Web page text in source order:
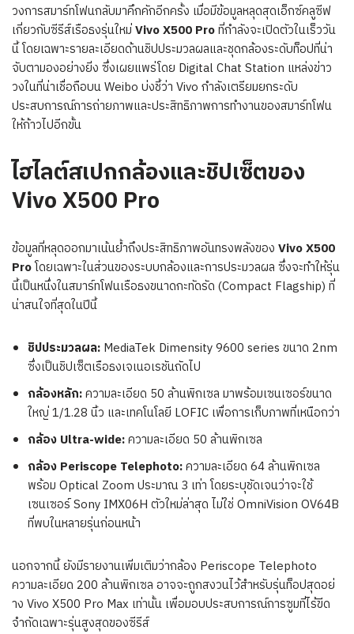
วงการสมาร์ทโฟนกลับมาคึกคักอีกครั้ง เมื่อมีข้อมูลหลุดสุดเอ็กซ์คลูซีฟ
เกี่ยวกับซีรีส์เรือธงรุ่นใหม่Vivo X500 Proที่กำลังจะเปิดตัวในเร็ววัน
นี้ โดยเฉพาะรายละเอียดด้านชิปประมวลผลและชุดกล้องระดับท็อปที่น่า
จับตามองอย่างยิ่ง ซึ่งเผยแพร่โดย Digital Chat Station แหล่งข่าว
วงในที่น่าเชื่อถือบน Weibo บ่งชี้ว่า Vivo กำลังเตรียมยกระดับ
ประสบการณ์การถ่ายภาพและประสิทธิภาพการทำงานของสมาร์ทโฟน
ให้ก้าวไปอีกขั้น
ไฮไลต์สเปกกล้องและชิปเซ็ตของ
Vivo X500 Pro
ข้อมูลที่หลุดออกมาเน้นย้ำถึงประสิทธิภาพอันทรงพลังของ Vivo X500
Proโดยเฉพาะในส่วนของระบบกล้องและการประมวลผล ซึ่งจะทำให้รุ่น
นี้เป็นหนึ่งในสมาร์ทโฟนเรือธงขนาดกะทัดรัด (Compact Flagship) ที่
น่าสนใจที่สุดในปีนี้
ชิปประมวลผล: MediaTek Dimensity 9600 series ขนาด 2nm
ซึ่งเป็นชิปเซ็ตเรือธงเจเนอเรชันถัดไป
กล้องหลัก:ความละเอียด 50 ล้านพิกเซล มาพร้อมเซนเซอร์ขนาด
ใหญ่ 1/1.28 นิ้ว และเทคโนโลยี LOFIC เพื่อการเก็บภาพที่เหนือกว่า
กล้อง Ultra-wide:ความละเอียด 50 ล้านพิกเซล
กล้อง Periscope Telephoto:ความละเอียด 64 ล้านพิกเซล
พร้อม Optical Zoom ประมาณ 3 เท่า โดยระบุชัดเจนว่าจะใช้
เซนเซอร์ Sony IMX06H ตัวใหม่ล่าสุด ไม่ใช่ OmniVision OV64B
ที่พบในหลายรุ่นก่อนหน้า
นอกจากนี้ ยังมีรายงานเพิ่มเติมว่ากล้อง Periscope Telephoto
ความละเอียด 200 ล้านพิกเซล อาจจะถูกสงวนไว้สำหรับรุ่นท็อปสุดอย่
าง Vivo X500 Pro Max เท่านั้น เพื่อมอบประสบการณ์การซูมที่ไร้ขีด
จำกัดเฉพาะรุ่นสูงสุดของซีรีส์